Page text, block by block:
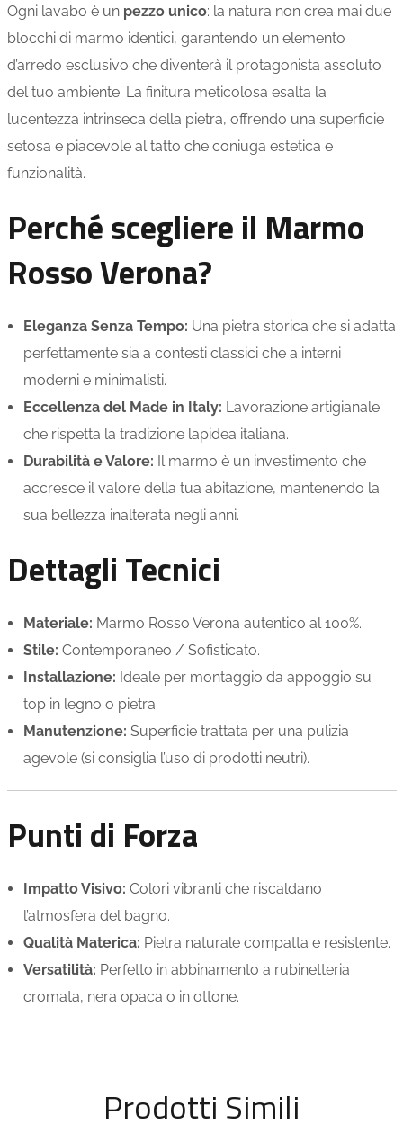
Ogni lavabo è un pezzo unico: la natura non crea mai due
blocchi di marmo identici, garantendo un elemento
d’arredo esclusivo che diventerà il protagonista assoluto
del tuo ambiente. La finitura meticolosa esalta la
lucentezza intrinseca della pietra, offrendo una superficie
setosa e piacevole al tatto che coniuga estetica e
funzionalità.
Perché scegliere il Marmo
Rosso Verona?
Eleganza Senza Tempo: Una pietra storica che si adatta
perfettamente sia a contesti classici che a interni
moderni e minimalisti.
Eccellenza del Made in Italy: Lavorazione artigianale
che rispetta la tradizione lapidea italiana.
Durabilità e Valore: Il marmo è un investimento che
accresce il valore della tua abitazione, mantenendo la
sua bellezza inalterata negli anni.
Dettagli Tecnici
Materiale: Marmo Rosso Verona autentico al 100%.
Stile: Contemporaneo / Sofisticato.
Installazione: Ideale per montaggio da appoggio su
top in legno o pietra.
Manutenzione: Superficie trattata per una pulizia
agevole (si consiglia l’uso di prodotti neutri).
Punti di Forza
Impatto Visivo: Colori vibranti che riscaldano
l’atmosfera del bagno.
Qualità Materica: Pietra naturale compatta e resistente.
Versatilità: Perfetto in abbinamento a rubinetteria
cromata, nera opaca o in ottone.
Prodotti Simili